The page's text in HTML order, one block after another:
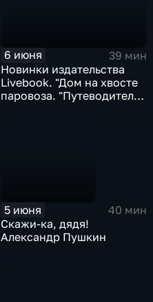
6 июня
39 мин
Новинки издательства
Livebook. "Дом на хвосте
паровоза. "Путеводитель
5 июня
40 мин
Скажи-ка, дядя!
Александр Пушкин